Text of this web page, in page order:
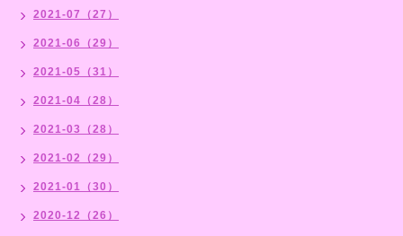
2021-07（27）
2021-06（29）
2021-05（31）
2021-04（28）
2021-03（28）
2021-02（29）
2021-01（30）
2020-12（26）